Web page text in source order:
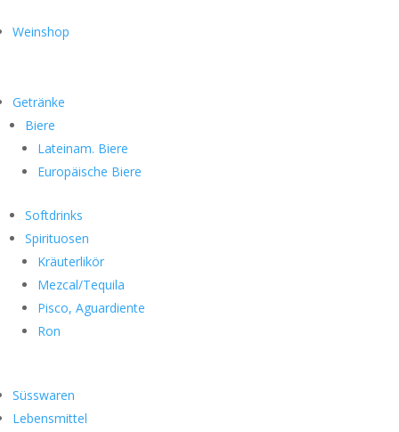
Weinshop
Getränke
Biere
Lateinam. Biere
Europäische Biere
Softdrinks
Spirituosen
Kräuterlikör
Mezcal/Tequila
Pisco, Aguardiente
Ron
Süsswaren
Lebensmittel